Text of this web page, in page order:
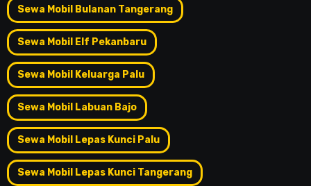
Sewa Mobil Bulanan Tangerang
Sewa Mobil Elf Pekanbaru
Sewa Mobil Keluarga Palu
Sewa Mobil Labuan Bajo
Sewa Mobil Lepas Kunci Palu
Sewa Mobil Lepas Kunci Tangerang